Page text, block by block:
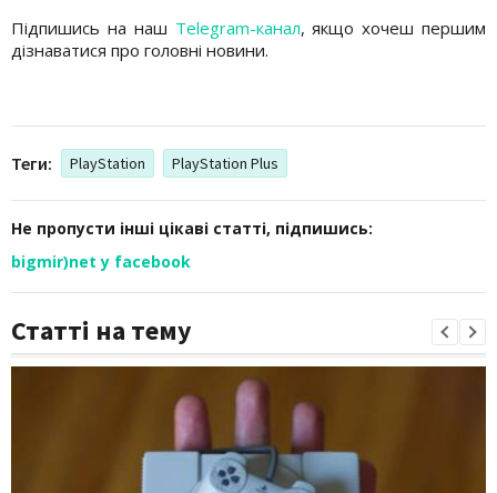
Підпишись на наш Telegram-канал, якщо хочеш першим
дізнаватися про головні новини.
Теги: PlayStation PlayStation Plus
Не пропусти інші цікаві статті, підпишись:
bigmir)net у facebook
Статті на тему